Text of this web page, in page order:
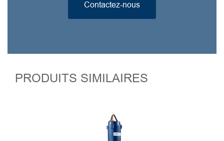
Contactez-nous
PRODUITS SIMILAIRES